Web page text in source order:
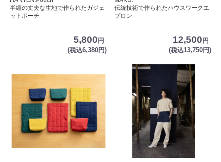
半纏の丈夫な生地で作られたガジェ
ットポーチ
5,800 円
(税込6,380円)
伝統技術で作られたハウスワークエ
プロン
12,500 円
(税込13,750円)